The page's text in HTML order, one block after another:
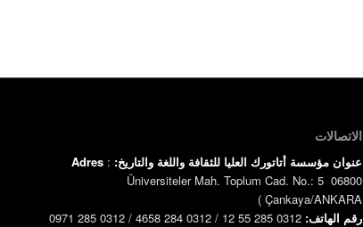
الاتصالات
عنوان مؤسسة أتاتورك العليا للثقافة واللغة والتاريخ:
Adres :
Üniversiteler Mah. Toplum Cad. No.: 5 06800
Çankaya/ANKARA
)
رقم الهاتف: